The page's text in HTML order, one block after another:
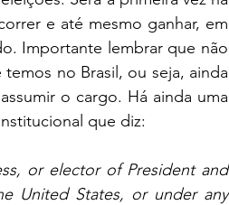
e até mesmo ganhar, em
Importante lembrar que não
no Brasil, ou seja, ainda
o cargo. Há ainda uma
que diz:
or elector of President and
United States, or under any